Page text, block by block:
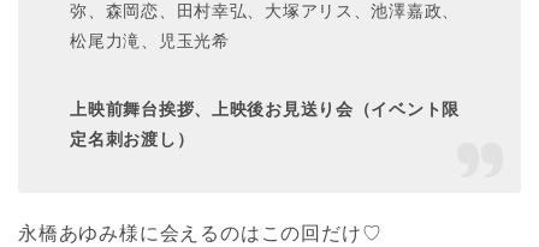
弥、森岡恋、田村幸弘、大塚アリス、池澤嘉政、
松尾力滝、児玉光希
上映前舞台挨拶、上映後お見送り会（イベント限
定名刺お渡し）
永橋あゆみ様に会えるのはこの回だけ♡